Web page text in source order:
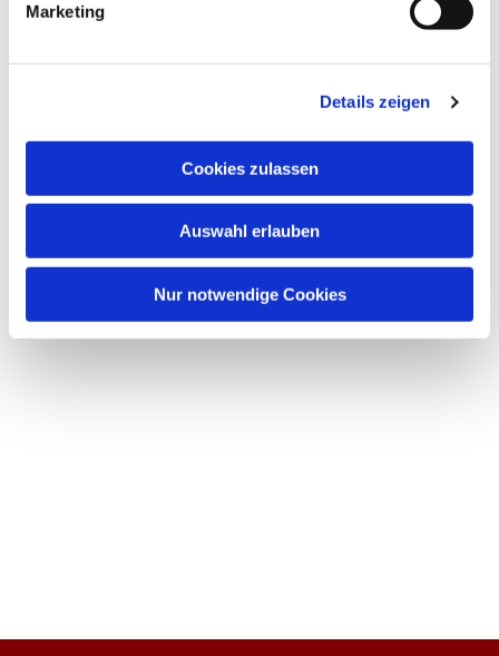
Marketing
Details zeigen
Cookies zulassen
Auswahl erlauben
Nur notwendige Cookies